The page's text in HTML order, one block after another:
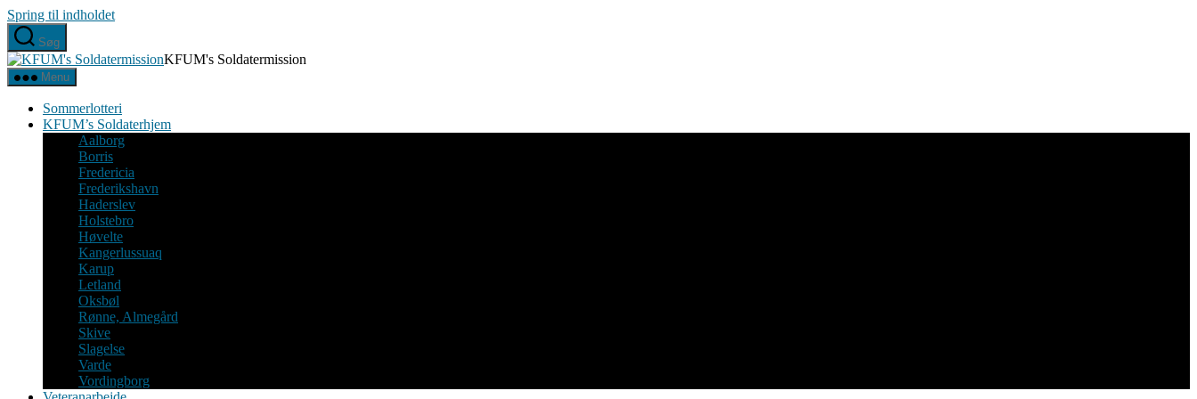
Spring til indholdet
Søg
KFUM's Soldatermission
Menu
Sommerlotteri
KFUM’s Soldaterhjem
Aalborg
Borris
Fredericia
Frederikshavn
Haderslev
Holstebro
Høvelte
Kangerlussuaq
Karup
Letland
Oksbøl
Rønne, Almegård
Skive
Slagelse
Varde
Vordingborg